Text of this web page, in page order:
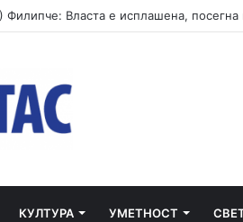
КУЛТУРА УМЕТНОСТ